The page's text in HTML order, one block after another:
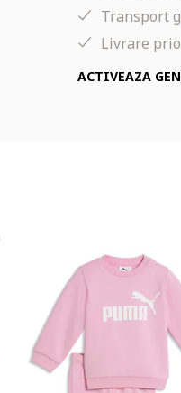
Transport
Livrare
ACTIVEAZA